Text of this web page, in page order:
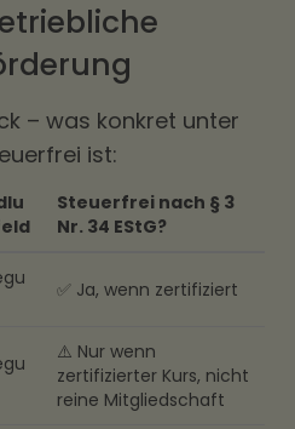
– was konkret unter
ist:
Steuerfrei nach § 3
Nr. 34 EStG?
✅ Ja, wenn zertifiziert
⚠️ Nur wenn
zertifizierter Kurs, nicht
reine Mitgliedschaft